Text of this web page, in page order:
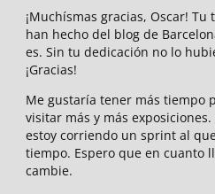
¡Muchísmas gracias, Oscar!
han hecho del blog de
es. Sin tu dedicación no lo
¡Gracias!
Me gustaría tener más tiempo
visitar más y más
estoy corriendo un sprint al
tiempo. Espero que en cuanto
cambie.